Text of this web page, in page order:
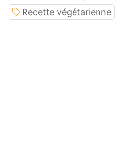
Recette végétarienne